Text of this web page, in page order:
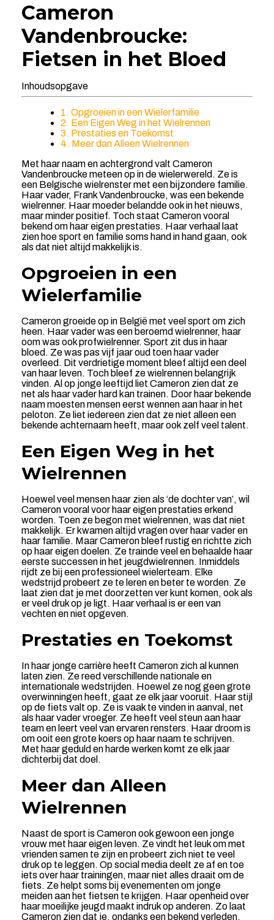
Cameron
Vandenbroucke:
Fietsen in het Bloed
Inhoudsopgave
1. Opgroeien in een Wielerfamilie
2. Een Eigen Weg in het Wielrennen
3. Prestaties en Toekomst
4. Meer dan Alleen Wielrennen
Met haar naam en achtergrond valt Cameron
Vandenbroucke meteen op in de wielerwereld. Ze is
een Belgische wielrenster met een bijzondere familie.
Haar vader, Frank Vandenbroucke, was een bekende
wielrenner. Haar moeder belandde ook in het nieuws,
maar minder positief. Toch staat Cameron vooral
bekend om haar eigen prestaties. Haar verhaal laat
zien hoe sport en familie soms hand in hand gaan, ook
als dat niet altijd makkelijk is.
Opgroeien in een
Wielerfamilie
Cameron groeide op in België met veel sport om zich
heen. Haar vader was een beroemd wielrenner, haar
oom was ook profwielrenner. Sport zit dus in haar
bloed. Ze was pas vijf jaar oud toen haar vader
overleed. Dit verdrietige moment bleef altijd een deel
van haar leven. Toch bleef ze wielrennen belangrijk
vinden. Al op jonge leeftijd liet Cameron zien dat ze
net als haar vader hard kan trainen. Door haar bekende
naam moesten mensen eerst wennen aan haar in het
peloton. Ze liet iedereen zien dat ze niet alleen een
bekende achternaam heeft, maar ook zelf veel talent.
Een Eigen Weg in het
Wielrennen
Hoewel veel mensen haar zien als ‘de dochter van’, wil
Cameron vooral voor haar eigen prestaties erkend
worden. Toen ze begon met wielrennen, was dat niet
makkelijk. Er kwamen altijd vragen over haar vader en
haar familie. Maar Cameron bleef rustig en richtte zich
op haar eigen doelen. Ze trainde veel en behaalde haar
eerste successen in het jeugdwielrennen. Inmiddels
rijdt ze bij een professioneel wielerteam. Elke
wedstrijd probeert ze te leren en beter te worden. Ze
laat zien dat je met doorzetten ver kunt komen, ook als
er veel druk op je ligt. Haar verhaal is er een van
vechten en niet opgeven.
Prestaties en Toekomst
In haar jonge carrière heeft Cameron zich al kunnen
laten zien. Ze reed verschillende nationale en
internationale wedstrijden. Hoewel ze nog geen grote
overwinningen heeft, gaat ze elk jaar vooruit. Haar stijl
op de fiets valt op. Ze is vaak te vinden in aanval, net
als haar vader vroeger. Ze heeft veel steun aan haar
team en leert veel van ervaren rensters. Haar droom is
om ooit een grote koers op haar naam te schrijven.
Met haar geduld en harde werken komt ze elk jaar
dichterbij dat doel.
Meer dan Alleen
Wielrennen
Naast de sport is Cameron ook gewoon een jonge
vrouw met haar eigen leven. Ze vindt het leuk om met
vrienden samen te zijn en probeert zich niet te veel
druk op te leggen. Op social media deelt ze af en toe
iets over haar trainingen, maar niet alles draait om de
fiets. Ze helpt soms bij evenementen om jonge
meiden aan het fietsen te krijgen. Haar openheid over
haar moeilijke jeugd maakt indruk op anderen. Zo laat
Cameron zien dat je, ondanks een bekend verleden,